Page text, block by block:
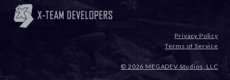
Privacy Policy
Terms of Service
© 2026 MEGADEV Studios, LLC